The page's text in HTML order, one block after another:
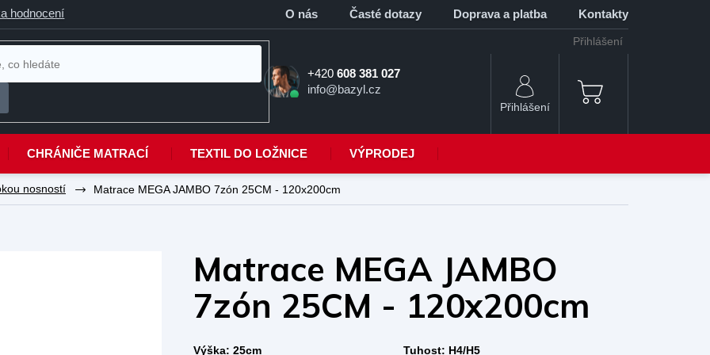
hodnocení O nás Časté dotazy Doprava a platba Kontakty
+420 608 381 027
info@bazyl.cz
Přihlášení
NÁKUPNÍ
CHRÁNIČE MATRACÍ TEXTIL DO LOŽNICE VÝPRODEJ
nosností Matrace MEGA JAMBO 7zón 25CM - 120x200cm
Výška: 25cm Tuhost: H4/H5
Matrace MEGA JAMBO
7zón 25CM - 120x200cm